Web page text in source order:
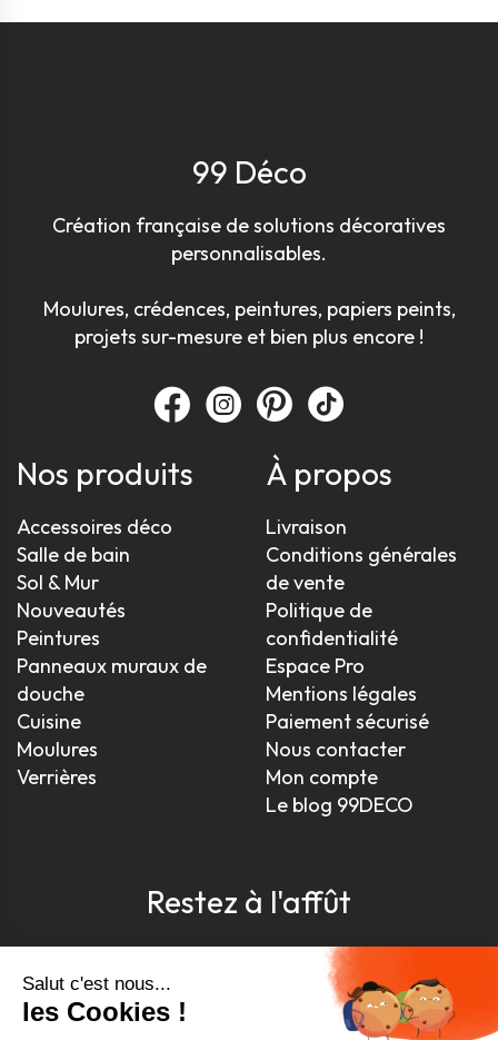
99 Déco
Création française de solutions décoratives
personnalisables.
Moulures, crédences, peintures, papiers peints,
projets sur-mesure et bien plus encore !
Nos produits
Accessoires déco
Salle de bain
Sol & Mur
Nouveautés
Peintures
Panneaux muraux de
douche
Cuisine
Moulures
Verrières
À propos
Livraison
Conditions générales
de vente
Politique de
confidentialité
Espace Pro
Mentions légales
Paiement sécurisé
Nous contacter
Mon compte
Le blog 99DECO
Restez à l'affût
Pour être toujours au courant, inscrivez-vous à
notre newsletter